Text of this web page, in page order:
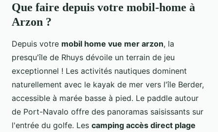
Que faire depuis votre mobil-home à
Arzon ?
Depuis votre mobil home vue mer arzon, la
presqu'île de Rhuys dévoile un terrain de jeu
exceptionnel ! Les activités nautiques dominent
naturellement avec le kayak de mer vers l'île Berder,
accessible à marée basse à pied. Le paddle autour
de Port-Navalo offre des panoramas saisissants sur
l'entrée du golfe. Les camping accès direct plage